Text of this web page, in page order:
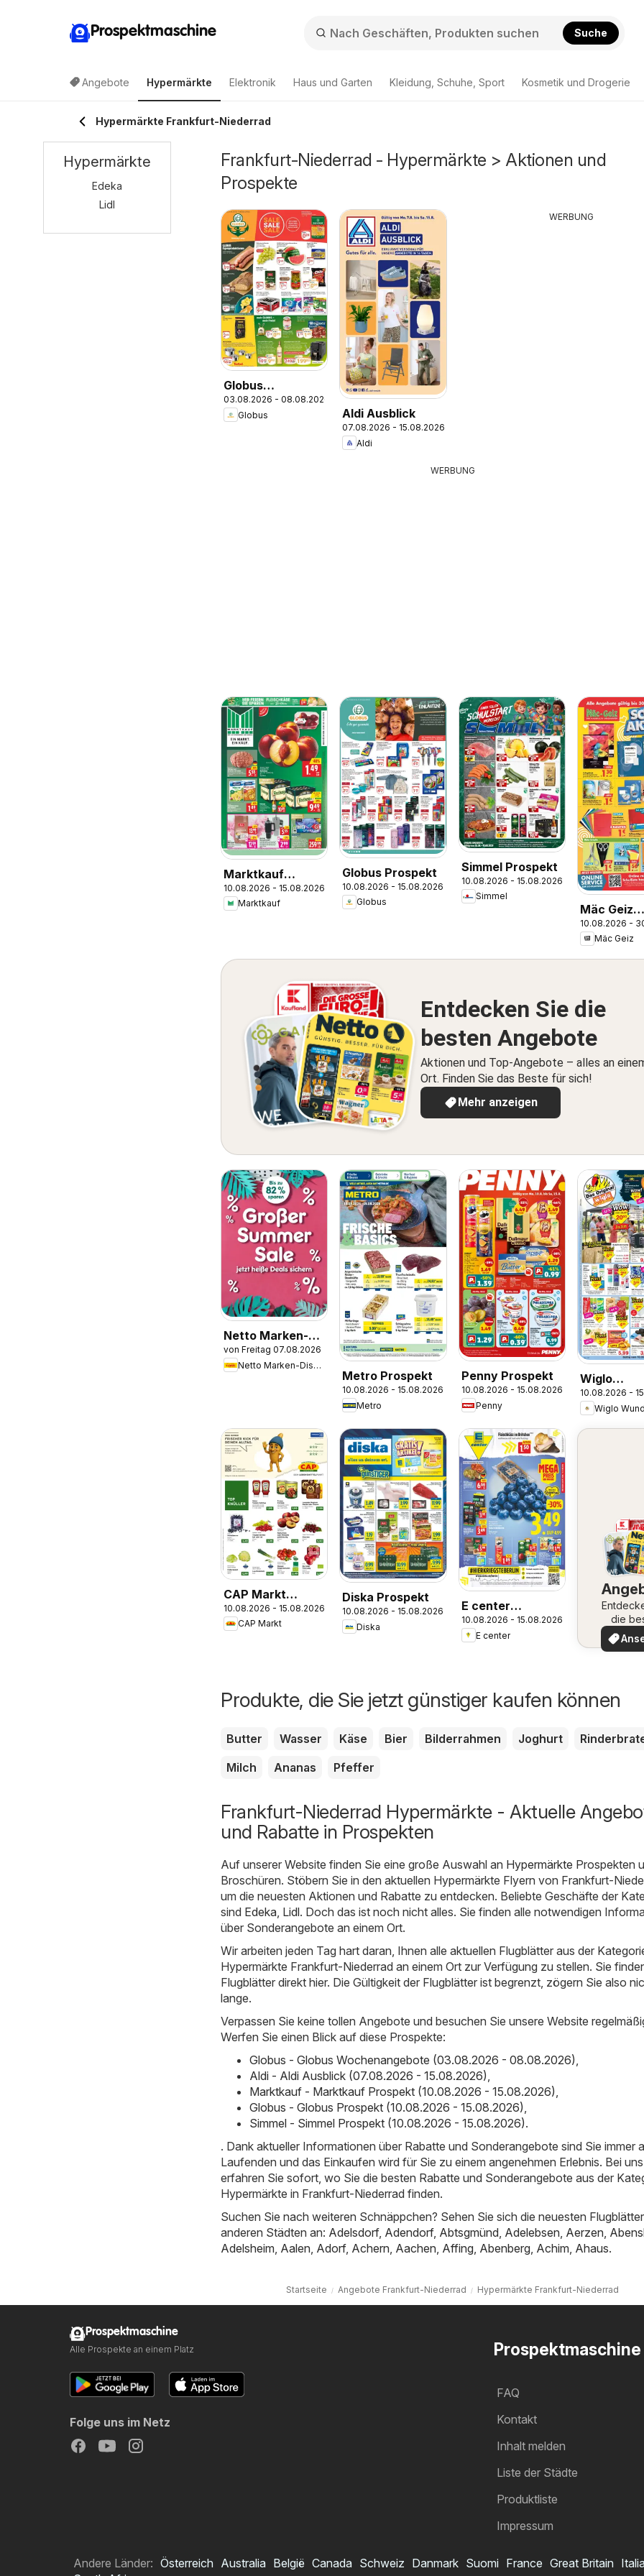
Prospektmaschine Suche
Angebote Hypermärkte Elektronik Haus und Garten Kleidung, Schuhe, Sport Kosmetik und Drogerie
Hypermärkte Frankfurt-Niederrad
Frankfurt-Niederrad - Hypermärkte > Aktionen und
Prospekte
Globus
Wochenangebote
03.08.2026 - 08.08.2026
Globus
Aldi Ausblick
07.08.2026 - 15.08.2026
Aldi
WERBUNG
WERBUNG
Marktkauf
Prospekt
10.08.2026 - 15.08.2026
Marktkauf
Globus Prospekt
10.08.2026 - 15.08.2026
Globus
Simmel Prospekt
10.08.2026 - 15.08.2026
Simmel
Mäc Geiz
10.08.2026 -
Mäc Geiz
Entdecken Sie die
besten Angebote
Aktionen und Top-Angebote – alles an
Ort. Finden Sie das Beste für sich!
Mehr anzeigen
Netto Marken-
Discount
Produktkatalog -
von Freitag 07.08.2026
Netto Marken-Discount
Metro Prospekt
10.08.2026 - 15.08.2026
Metro
Penny Prospekt
10.08.2026 - 15.08.2026
Penny
Wiglo
Prospekt
10.08.2026 -
Wiglo
CAP Markt
Prospekt
10.08.2026 - 15.08.2026
CAP Markt
Diska Prospekt
10.08.2026 - 15.08.2026
Diska
E center
Prospekt
10.08.2026 - 15.08.2026
E center
die
Produkte, die Sie jetzt günstiger kaufen können
Butter Wasser Käse Bier Bilderrahmen Joghurt
Milch
Ananas Pfeffer
Frankfurt-Niederrad Hypermärkte - Aktuelle
und Rabatte in Prospekten
Auf unserer Website finden Sie eine große Auswahl an Hypermärkte Prospekten
Broschüren. Stöbern Sie in den aktuellen Hypermärkte Flyern von Frankfurt-
um die neuesten Aktionen und Rabatte zu entdecken. Beliebte Geschäfte der
sind Edeka, Lidl. Doch das ist noch nicht alles. Sie finden alle notwendigen
über Sonderangebote an einem Ort.
Wir arbeiten jeden Tag hart daran, Ihnen alle aktuellen Flugblätter aus der
Hypermärkte Frankfurt-Niederrad an einem Ort zur Verfügung zu stellen. Sie
Flugblätter direkt hier. Die Gültigkeit der Flugblätter ist begrenzt, zögern Sie also
lange.
Verpassen Sie keine tollen Angebote und besuchen Sie unsere Website
Werfen Sie einen Blick auf diese Prospekte:
Globus - Globus Wochenangebote (03.08.2026 - 08.08.2026),
Aldi - Aldi Ausblick (07.08.2026 - 15.08.2026),
Marktkauf - Marktkauf Prospekt (10.08.2026 - 15.08.2026),
Globus - Globus Prospekt (10.08.2026 - 15.08.2026),
Simmel - Simmel Prospekt (10.08.2026 - 15.08.2026).
. Dank aktueller Informationen über Rabatte und Sonderangebote sind Sie immer
Laufenden und das Einkaufen wird für Sie zu einem angenehmen Erlebnis. Bei uns
erfahren Sie sofort, wo Sie die besten Rabatte und Sonderangebote aus der
Hypermärkte in Frankfurt-Niederrad finden.
Suchen Sie nach weiteren Schnäppchen? Sehen Sie sich die neuesten
anderen Städten an: Adelsdorf, Adendorf, Abtsgmünd, Adelebsen, Aerzen,
Adelsheim, Aalen, Adorf, Achern, Aachen, Affing, Abenberg, Achim, Ahaus.
Startseite Angebote Frankfurt-Niederrad Hypermärkte Frankfurt-Niederrad
Hypermärkte
Edeka
Lidl
Prospektmaschine
FAQ
Kontakt
Inhalt melden
Liste der Städte
Produktliste
Impressum
Prospektmaschine
Alle Prospekte an einem Platz
Folge uns im Netz
Andere Länder: Österreich Australia België Canada Schweiz Danmark Suomi France Great Britain